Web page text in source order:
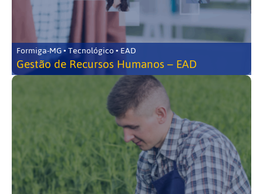
Formiga-MG • Tecnológico • EAD
Gestão de Recursos Humanos – EAD